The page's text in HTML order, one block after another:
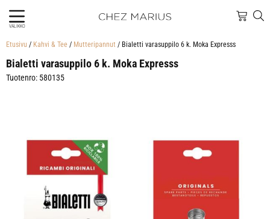
VALIKKO
Etusivu / Kahvi & Tee / Mutteripannut / Bialetti varasuppilo 6 k. Moka Expresss
Bialetti varasuppilo 6 k. Moka Expresss
Tuotenro: 580135